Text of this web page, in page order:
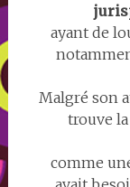
ayant de
Malgré son
trouve
comme